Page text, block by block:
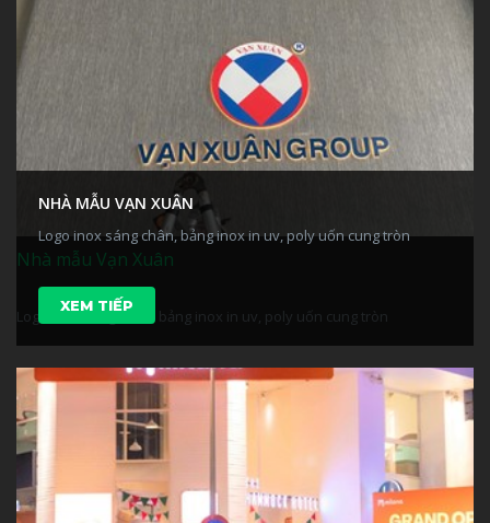
NHÀ MẪU VẠN XUÂN
Logo inox sáng chân, bảng inox in uv, poly uốn cung tròn
XEM TIẾP
Nhà mẫu Vạn Xuân
Logo inox sáng chân, bảng inox in uv, poly uốn cung tròn